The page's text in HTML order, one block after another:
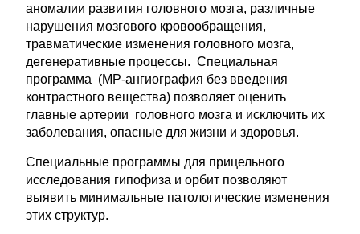
аномалии развития головного мозга, различные
нарушения мозгового кровообращения,
травматические изменения головного мозга,
дегенеративные процессы. Специальная
программа (МР-ангиография без введения
контрастного вещества) позволяет оценить
главные артерии головного мозга и исключить их
заболевания, опасные для жизни и здоровья.
Специальные программы для прицельного
исследования гипофиза и орбит позволяют
выявить минимальные патологические изменения
этих структур.